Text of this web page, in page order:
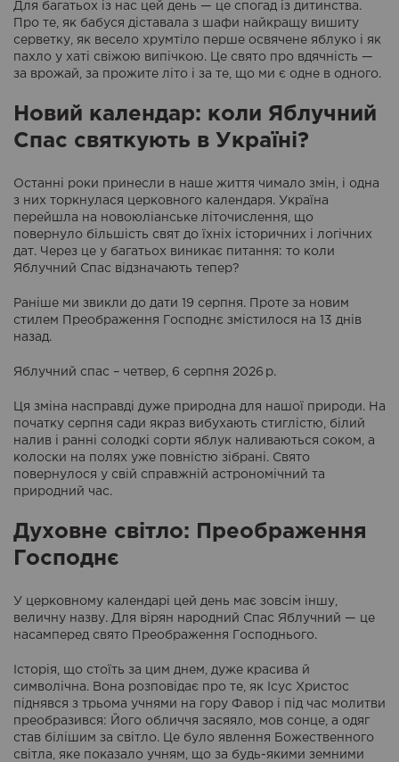
Для багатьох із нас цей день — це спогад із дитинства.
Про те, як бабуся діставала з шафи найкращу вишиту
серветку, як весело хрумтіло перше освячене яблуко і як
пахло у хаті свіжою випічкою. Це свято про вдячність —
за врожай, за прожите літо і за те, що ми є одне в одного.
Новий календар: коли Яблучний
Спас святкують в Україні?
Останні роки принесли в наше життя чимало змін, і одна
з них торкнулася церковного календаря. Україна
перейшла на новоюліанське літочислення, що
повернуло більшість свят до їхніх історичних і логічних
дат. Через це у багатьох виникає питання: то коли
Яблучний Спас відзначають тепер?
Раніше ми звикли до дати 19 серпня. Проте за новим
стилем Преображення Господнє змістилося на 13 днів
назад.
Яблучний спас – четвер, 6 серпня 2026 р.
Ця зміна насправді дуже природна для нашої природи. На
початку серпня сади якраз вибухають стиглістю, білий
налив і ранні солодкі сорти яблук наливаються соком, а
колоски на полях уже повністю зібрані. Свято
повернулося у свій справжній астрономічний та
природний час.
Духовне світло: Преображення
Господнє
У церковному календарі цей день має зовсім іншу,
величну назву. Для вірян народний Спас Яблучний — це
насамперед свято Преображення Господнього.
Історія, що стоїть за цим днем, дуже красива й
символічна. Вона розповідає про те, як Ісус Христос
піднявся з трьома учнями на гору Фавор і під час молитви
преобразився: Його обличчя засяяло, мов сонце, а одяг
став білішим за світло. Це було явлення Божественного
світла, яке показало учням, що за будь-якими земними